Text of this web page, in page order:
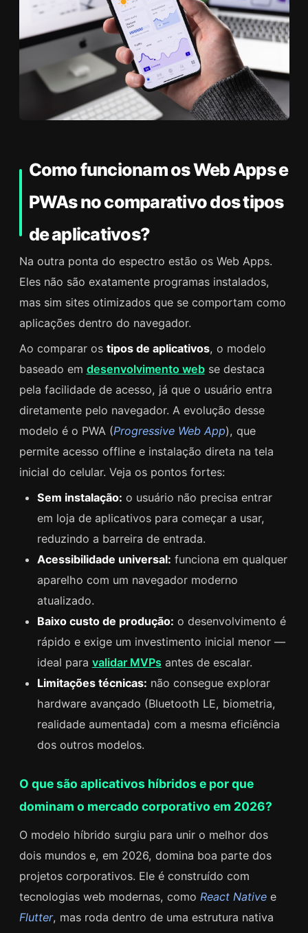
Como funcionam os Web Apps e
PWAs no comparativo dos tipos
de aplicativos?
Na outra ponta do espectro estão os Web Apps.
Eles não são exatamente programas instalados,
mas sim sites otimizados que se comportam como
aplicações dentro do navegador.
Ao comparar os tipos de aplicativos, o modelo
baseado em desenvolvimento webse destaca
pela facilidade de acesso, já que o usuário entra
diretamente pelo navegador. A evolução desse
modelo é o PWA (Progressive Web App), que
permite acesso offline e instalação direta na tela
inicial do celular. Veja os pontos fortes:
Sem instalação: o usuário não precisa entrar
em loja de aplicativos para começar a usar,
reduzindo a barreira de entrada.
Acessibilidade universal: funciona em qualquer
aparelho com um navegador moderno
atualizado.
Baixo custo de produção: o desenvolvimento é
rápido e exige um investimento inicial menor —
ideal para validar MVPsantes de escalar.
Limitações técnicas: não consegue explorar
hardware avançado (Bluetooth LE, biometria,
realidade aumentada) com a mesma eficiência
dos outros modelos.
O que são aplicativos híbridos e por que
dominam o mercado corporativo em 2026?
O modelo híbrido surgiu para unir o melhor dos
dois mundos e, em 2026, domina boa parte dos
projetos corporativos. Ele é construído com
tecnologias web modernas, como React Nativee
Flutter, mas roda dentro de uma estrutura nativa